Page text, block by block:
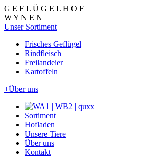
G E F L Ü G E L H O F
WY N E N
Unser Sortiment
Frisches Geflügel
Rindfleisch
Freilandeier
Kartoffeln
+Über uns
Sortiment
Hofladen
Unsere Tiere
Über uns
Kontakt